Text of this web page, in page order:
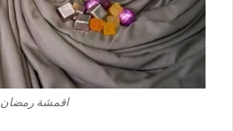
اقمشة رمضان